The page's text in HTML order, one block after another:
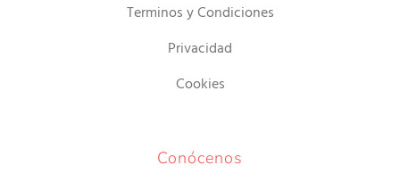
Terminos y Condiciones
Privacidad
Cookies
Conócenos